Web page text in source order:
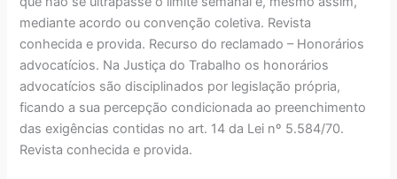
mediante acordo ou convenção coletiva. Revista
conhecida e provida. Recurso do reclamado – Honorários
advocatícios. Na Justiça do Trabalho os honorários
advocatícios são disciplinados por legislação própria,
ficando a sua percepção condicionada ao preenchimento
das exigências contidas no art. 14 da Lei nº 5.584/70.
Revista conhecida e provida.